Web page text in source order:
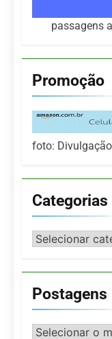
passagens
Promoção
foto:
Categorias
Categorias
Postagens
Postagens